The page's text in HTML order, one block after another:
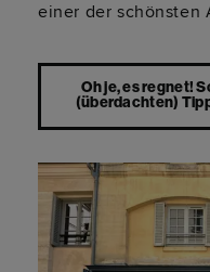
einer der schönsten
Oh je, es regnet!
(überdachten)